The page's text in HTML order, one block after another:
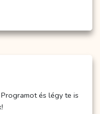
és légy te is